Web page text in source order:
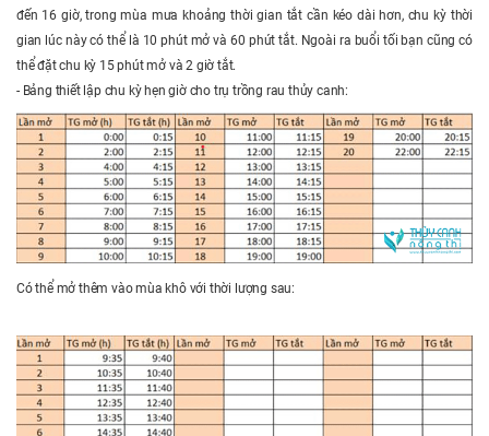
đến 16 giờ, trong mùa mưa khoảng thời gian tắt cần kéo dài hơn, chu kỳ thời
gian lúc này có thể là 10 phút mở và 60 phút tắt. Ngoài ra buổi tối bạn cũng có
thể đặt chu kỳ 15 phút mở và 2 giờ tắt.
- Bảng thiết lập chu kỳ hẹn giờ cho trụ trồng rau thủy canh:
Có thể mở thêm vào mùa khô với thời lượng sau: